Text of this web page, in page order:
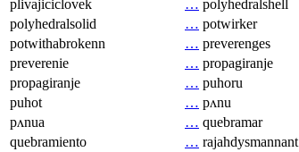
plivajiciclovek
… polyhedralshell
polyhedralsolid
… potwirker
potwithabrokenn
… preverenges
preverenie
… propagiranje
propagiranje
… puhoru
puhot
… pʌnu
pʌnua
… quebramar
quebramiento
… rajahdysmannant